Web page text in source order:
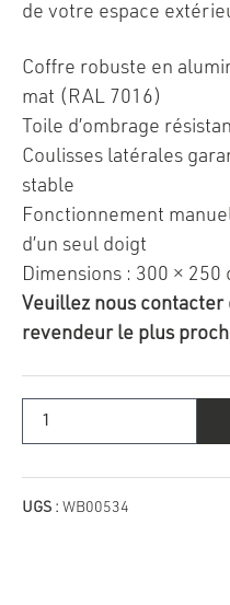
de votre espace
Coffre robuste en
mat (RAL 7016)
Toile d’ombrage
Coulisses latérales
stable
Fonctionnement
d’un seul doigt
Dimensions : 300 × 250
Veuillez nous
revendeur le plus
MotionFlex
300
UGS : WB00534